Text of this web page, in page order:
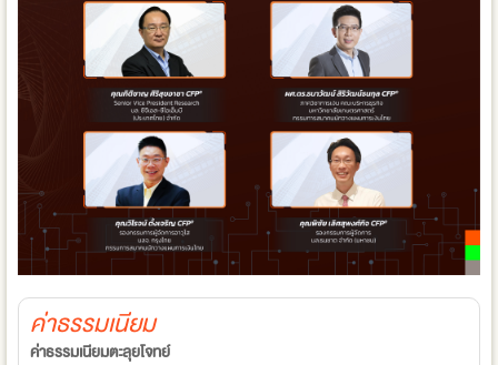
ค่าธรรมเนียม
ค่าธรรมเนียมตะลุยโจทย์